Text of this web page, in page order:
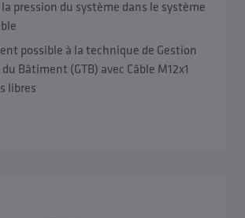
pression du système dans le système
possible à la technique de Gestion
Bâtiment (GTB) avec Câble M12x1
libres